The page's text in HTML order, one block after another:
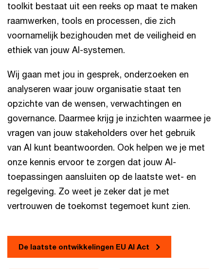
toolkit bestaat uit een reeks op maat te maken
raamwerken, tools en processen, die zich
voornamelijk bezighouden met de veiligheid en
ethiek van jouw AI-systemen.
Wij gaan met jou in gesprek, onderzoeken en
analyseren waar jouw organisatie staat ten
opzichte van de wensen, verwachtingen en
governance. Daarmee krijg je inzichten waarmee je
vragen van jouw stakeholders over het gebruik
van AI kunt beantwoorden. Ook helpen we je met
onze kennis ervoor te zorgen dat jouw AI-
toepassingen aansluiten op de laatste wet- en
regelgeving. Zo weet je zeker dat je met
vertrouwen de toekomst tegemoet kunt zien.
De laatste ontwikkelingen EU AI Act